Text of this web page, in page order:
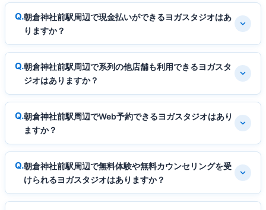
朝倉神社前駅周辺で現金払いができるヨガスタジオはあ
りますか？
朝倉神社前駅周辺で系列の他店舗も利用できるヨガスタ
ジオはありますか？
朝倉神社前駅周辺でWeb予約できるヨガスタジオはあり
ますか？
朝倉神社前駅周辺で無料体験や無料カウンセリングを受
けられるヨガスタジオはありますか？